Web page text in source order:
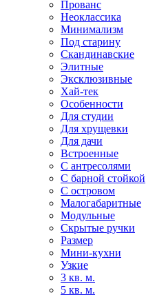
Прованс
Неоклассика
Минимализм
Под старину
Скандинавские
Элитные
Эксклюзивные
Хай-тек
Особенности
Для студии
Для хрущевки
Для дачи
Встроенные
С антресолями
С барной стойкой
С островом
Малогабаритные
Модульные
Скрытые ручки
Размер
Мини-кухни
Узкие
3 кв. м.
5 кв. м.